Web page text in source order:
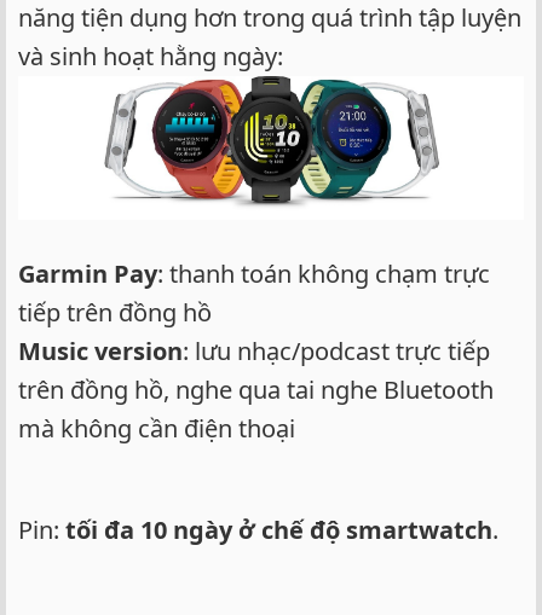
năng tiện dụng hơn trong quá trình tập luyện
và sinh hoạt hằng ngày:
Garmin Pay: thanh toán không chạm trực
tiếp trên đồng hồ
Music version: lưu nhạc/podcast trực tiếp
trên đồng hồ, nghe qua tai nghe Bluetooth
mà không cần điện thoại
Pin: tối đa 10 ngày ở chế độ smartwatch.